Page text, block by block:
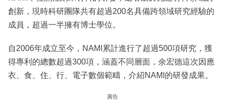
創新，現時科研團隊共有超過200名具備跨領域研究經驗的
成員，超過一半擁有博士學位。
自2006年成立至今，NAMI累計進行了超過500項研究，獲
得專利的總數超過300項，涵蓋不同層面，余宏德這次因應
衣、食、住、行、電子數個範疇，介紹NAMI的研發成果。
廣告